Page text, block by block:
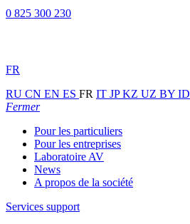
0 825 300 230
FR
RU CN EN ES FR IT JPKZ UZ BY ID
Fermer
Pour les particuliers
Pour les entreprises
Laboratoire AV
News
A propos de la société
Services support